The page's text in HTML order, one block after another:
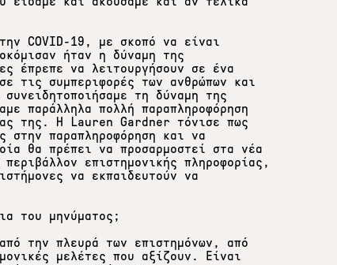
COVID-19, με σκοπό να είναι
ήταν η δύναμη της
έπρεπε να λειτουργήσουν σε ένα
τις συμπεριφορές των ανθρώπων και
τη δύναμη της
παράλληλα πολλή παραπληροφόρηση
της. Η Lauren Gardner τόνισε πως
στην παραπληροφόρηση και να
θα πρέπει να προσαρμοστεί στα νέα
επιστημονικής πληροφορίας,
να εκπαιδευτούν να
του μηνύματος;
την πλευρά των επιστημόνων, από
μελέτες που αξίζουν. Είναι